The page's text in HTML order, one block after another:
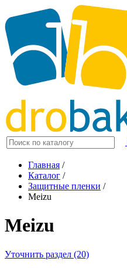
Главная /
Каталог /
Защитные пленки /
Meizu
Meizu
Уточнить раздел (20)